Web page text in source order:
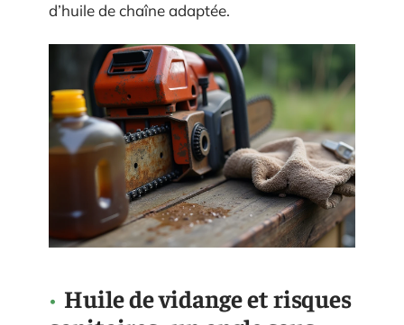
d’huile de chaîne adaptée.
Huile de vidange et risques